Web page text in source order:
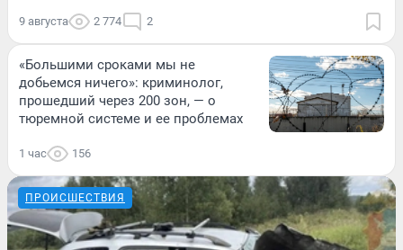
9 августа 2 774 2
«Большими сроками мы не
добьемся ничего»: криминолог,
прошедший через 200 зон, — о
тюремной системе и ее проблемах
1 час 156
ПРОИСШЕСТВИЯ